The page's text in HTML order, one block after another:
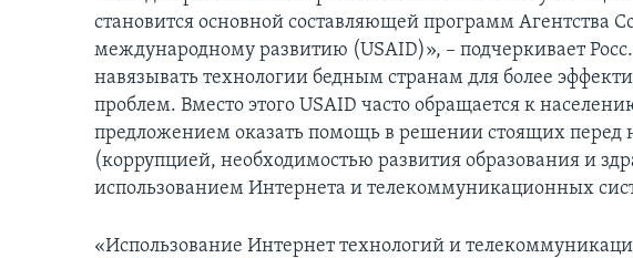
становится основной составляющей программ Агентства
международному развитию (USAID)», – подчеркивает
навязывать технологии бедным странам для более
проблем. Вместо этого USAID часто обращается к
предложением оказать помощь в решении стоящих перед
(коррупцией, необходимостью развития образования и
использованием Интернета и телекоммуникационных
«Использование Интернет технологий и